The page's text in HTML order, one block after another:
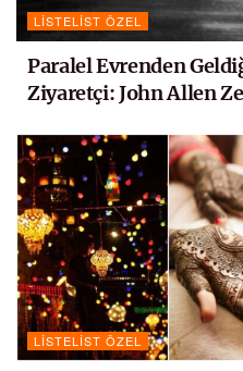
LISTELIST ÖZEL
Paralel Evrenden
Ziyaretçi: John Allen
LISTELIST ÖZEL